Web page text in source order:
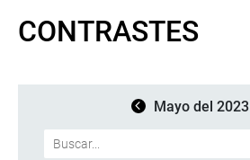
CONTRASTES
Mayo del 2023